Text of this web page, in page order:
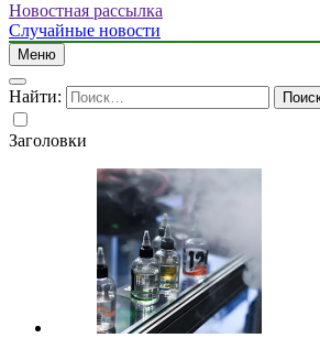
Новостная рассылка
Случайные новости
Меню
Найти:
Заголовки